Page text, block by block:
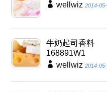
wellwiz 2014-
牛奶起司香料
168891W1
wellwiz 2014-